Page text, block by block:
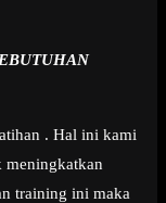
. Hal ini kami
meningkatkan
training ini maka